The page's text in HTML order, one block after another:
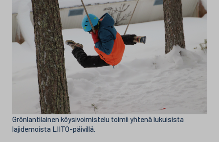
Grönlantilainen köysivoimistelu toimii yhtenä lukuisista
lajidemoista LIITO-päivillä.